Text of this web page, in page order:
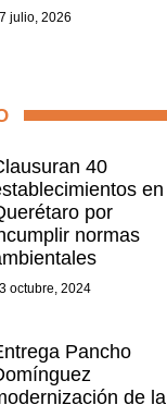
julio, 2026
40
en
por
normas
octubre, 2024
Pancho
de la